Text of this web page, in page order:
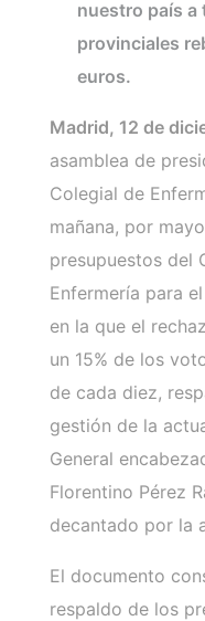
nuestro país a
provinciales
euros.
Madrid, 12 de
asamblea de
Colegial de
mañana, por
presupuestos del
Enfermería para
en la que el
un 15% de los
de cada diez,
gestión de la
General
Florentino Pérez
decantado por la
El documento
respaldo de los